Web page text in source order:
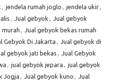
, jendela rumah joglo , jendela ukir,
, Jual gebyok , Jual gebyok
murah , Jual gebyok bekas rumah
Gebyok Di Jakarta , Jual gebyok di
gebyok jati bekas , Jual Gebyok
, jual gebyok jepara , jual gebyok
Jogja , Jual gebyok kuno , Jual